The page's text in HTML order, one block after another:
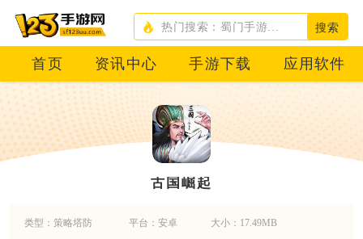
搜索
首页 资讯中心 手游下载 应用软件
古国崛起
类型：策略塔防 平台：安卓 大小：17.49MB